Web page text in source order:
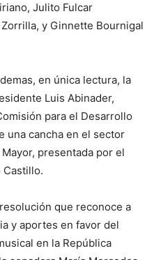
Julito Fulcar
y Ginnette Bournigal
en única lectura, la
Luis Abinader,
para el Desarrollo
una cancha en el sector
presentada por el
Castillo.
que reconoce a
y aportes en favor del
en la República